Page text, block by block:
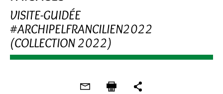
VISITE-GUIDÉE
#ARCHIPELFRANCILIEN2022
(COLLECTION 2022)